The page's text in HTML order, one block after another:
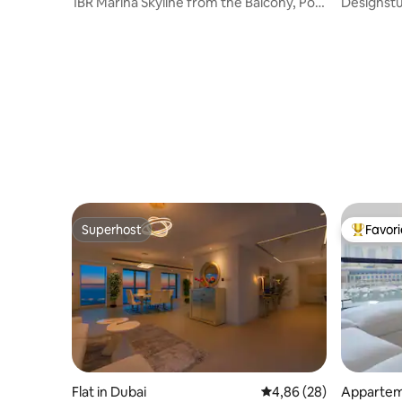
Superhost
Superhost
Flat in Dubai Gemiddelde
4,86 (28)